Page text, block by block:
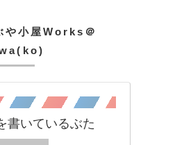
や小屋Works＠
書いているぶた